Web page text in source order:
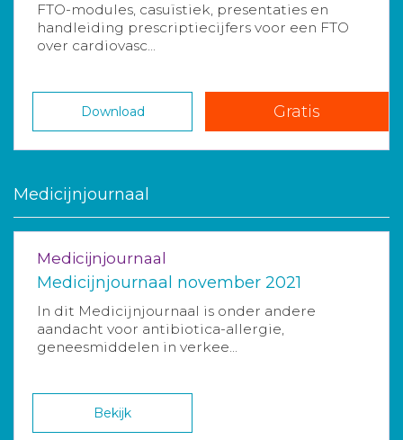
FTO-modules, casuïstiek, presentaties en
handleiding prescriptiecijfers voor een FTO
over cardiovasc...
Download Gratis
Medicijnjournaal
Medicijnjournaal
Medicijnjournaal november 2021
In dit Medicijnjournaal is onder andere
aandacht voor antibiotica-allergie,
geneesmiddelen in verkee...
Bekijk